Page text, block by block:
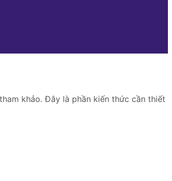
khảo. Đây là phần kiến thức cần thiết